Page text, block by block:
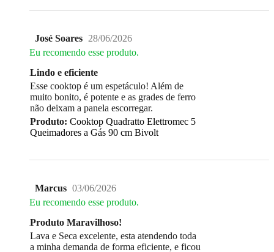
José Soares 28/06/2026
Eu recomendo esse produto.
Lindo e eficiente
Esse cooktop é um espetáculo! Além de
muito bonito, é potente e as grades de ferro
não deixam a panela escorregar.
Produto: Cooktop Quadratto Elettromec 5
Queimadores a Gás 90 cm Bivolt
Marcus 03/06/2026
Eu recomendo esse produto.
Produto Maravilhoso!
Lava e Seca excelente, esta atendendo toda
a minha demanda de forma eficiente, e ficou